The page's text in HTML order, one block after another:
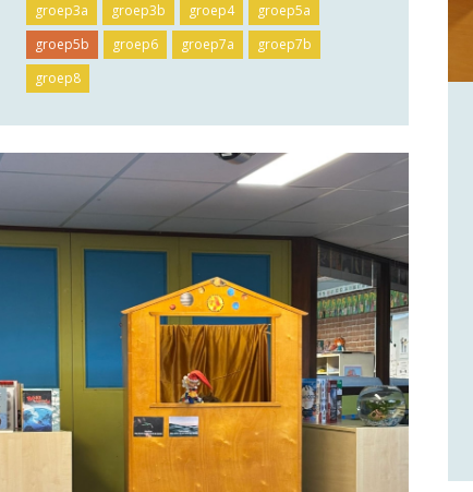
groep3a groep3b groep4
groep5a
groep5b
groep6 groep7a
groep7b
groep8